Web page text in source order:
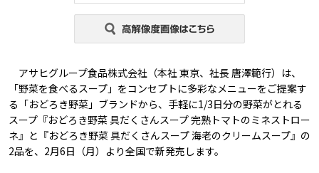
アサヒグループ食品株式会社（本社 東京、社長 唐澤範行）は、
「野菜を食べるスープ」をコンセプトに多彩なメニューをご提案す
る「おどろき野菜」ブランドから、手軽に1/3日分の野菜がとれる
スープ『おどろき野菜 具だくさんスープ 完熟トマトのミネストロー
ネ』と『おどろき野菜 具だくさんスープ 海老のクリームスープ』の
2品を、2月6日（月）より全国で新発売します。